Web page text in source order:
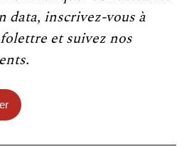
data, inscrivez-vous à
et suivez nos